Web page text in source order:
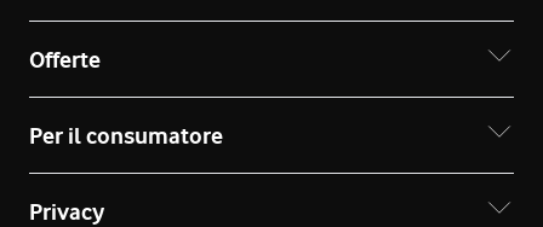
Offerte
Per il consumatore
Privacy